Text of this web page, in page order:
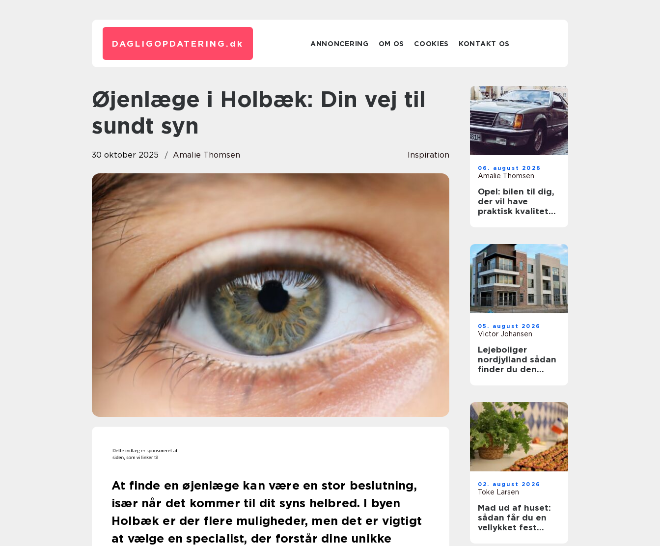
DAGLIGOPDATERING. dk ANNONCERING OM OS COOKIES KONTAKT OS
Øjenlæge i Holbæk: Din vej til
sundt syn
30 oktober 2025 Amalie Thomsen Inspiration
At finde en øjenlæge kan være en stor beslutning,
især når det kommer til dit syns helbred. I byen
Holbæk er der flere muligheder, men det er vigtigt
at vælge en specialist, der forstår dine unikke
06. august 2026
Amalie Thomsen
Opel: bilen til dig,
der vil have
praktisk kvalitet
05. august 2026
Victor Johansen
Lejeboliger
nordjylland sådan
finder du den
02. august 2026
Toke Larsen
Mad ud af huset:
sådan får du en
vellykket fest